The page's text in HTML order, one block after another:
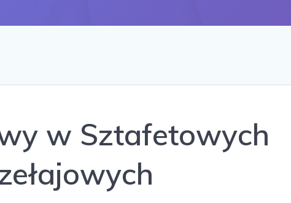
w Sztafetowych